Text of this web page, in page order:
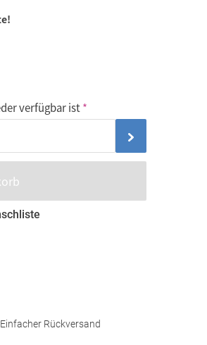
verfügbar ist
Einfacher Rückversand